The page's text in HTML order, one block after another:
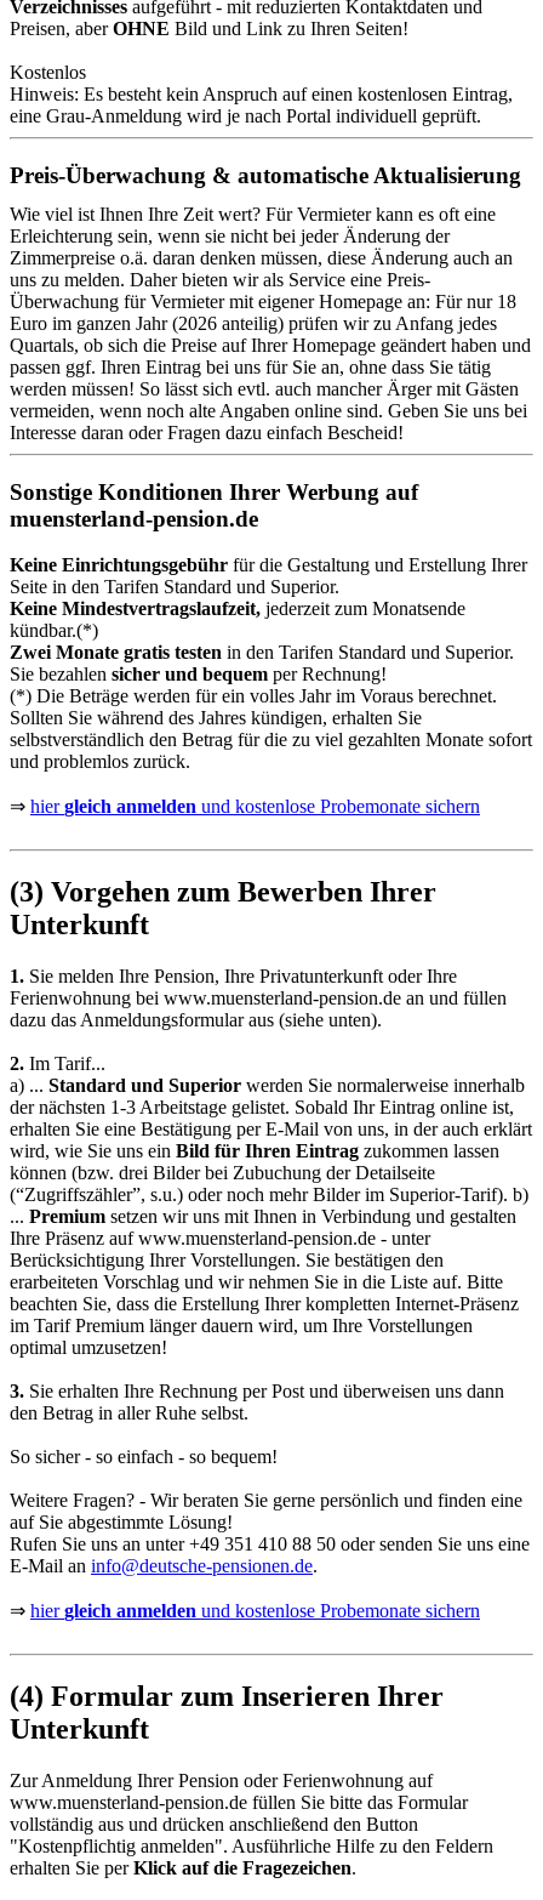
Verzeichnisses aufgeführt - mit reduzierten Kontaktdaten und
Preisen, aberOHNE Bild und Link zu Ihren Seiten!
Kostenlos
Hinweis: Es besteht kein Anspruch auf einen kostenlosen Eintrag,
eine Grau-Anmeldung wird je nach Portal individuell geprüft.
Preis-Überwachung & automatische Aktualisierung
Wie viel ist Ihnen Ihre Zeit wert? Für Vermieter kann es oft eine
Erleichterung sein, wenn sie nicht bei jeder Änderung der
Zimmerpreise o.ä. daran denken müssen, diese Änderung auch an
uns zu melden. Daher bieten wir als Service eine Preis-
Überwachung für Vermieter mit eigener Homepage an: Für nur 18
Euro im ganzen Jahr (2026 anteilig) prüfen wir zu Anfang jedes
Quartals, ob sich die Preise auf Ihrer Homepage geändert haben und
passen ggf. Ihren Eintrag bei uns für Sie an, ohne dass Sie tätig
werden müssen! So lässt sich evtl. auch mancher Ärger mit Gästen
vermeiden, wenn noch alte Angaben online sind. Geben Sie uns bei
Interesse daran oder Fragen dazu einfach Bescheid!
Sonstige Konditionen Ihrer Werbung auf
muensterland-pension.de
Keine Einrichtungsgebühr für die Gestaltung und Erstellung Ihrer
Seite in den Tarifen Standard und Superior.
Keine Mindestvertragslaufzeit, jederzeit zum Monatsende
kündbar.(*)
Zwei Monate gratis testen in den Tarifen Standard und Superior.
Sie bezahlen sicher und bequem per Rechnung!
(*) Die Beträge werden für ein volles Jahr im Voraus berechnet.
Sollten Sie während des Jahres kündigen, erhalten Sie
selbstverständlich den Betrag für die zu viel gezahlten Monate sofort
und problemlos zurück.
⇒ hiergleich anmelden und kostenlose Probemonate sichern
(3) Vorgehen zum Bewerben Ihrer
Unterkunft
1. Sie melden Ihre Pension, Ihre Privatunterkunft oder Ihre
Ferienwohnung bei www.muensterland-pension.de an und füllen
dazu das Anmeldungsformular aus (siehe unten).
2. Im Tarif...
a) ... Standard und Superior werden Sie normalerweise innerhalb
der nächsten 1-3 Arbeitstage gelistet. Sobald Ihr Eintrag online ist,
erhalten Sie eine Bestätigung per E-Mail von uns, in der auch erklärt
wird, wie Sie uns ein Bild für Ihren Eintrag zukommen lassen
können (bzw. drei Bilder bei Zubuchung der Detailseite
(“Zugriffszähler”, s.u.) oder noch mehr Bilder im Superior-Tarif). b)
... Premium setzen wir uns mit Ihnen in Verbindung und gestalten
Ihre Präsenz aufwww.muensterland-pension.de - unter
Berücksichtigung Ihrer Vorstellungen. Sie bestätigen den
erarbeiteten Vorschlag und wir nehmen Sie in die Liste auf. Bitte
beachten Sie, dass die Erstellung Ihrer kompletten Internet-Präsenz
im Tarif Premium länger dauern wird, um Ihre Vorstellungen
optimal umzusetzen!
3. Sie erhalten Ihre Rechnung per Post und überweisen uns dann
den Betrag in aller Ruhe selbst.
So sicher - so einfach - so bequem!
Weitere Fragen? - Wir beraten Sie gerne persönlich und finden eine
auf Sie abgestimmte Lösung!
Rufen Sie uns an unter+49 351 410 88 50 oder senden Sie uns eine
E-Mail an info@deutsche-pensionen.de.
⇒ hiergleich anmelden und kostenlose Probemonate sichern
(4) Formular zum Inserieren Ihrer
Unterkunft
Zur Anmeldung Ihrer Pension oder Ferienwohnung auf
www.muensterland-pension.de füllen Sie bitte das Formular
vollständig aus und drücken anschließend den Button
"Kostenpflichtig anmelden". Ausführliche Hilfe zu den Feldern
erhalten Sie perKlick auf die Fragezeichen.